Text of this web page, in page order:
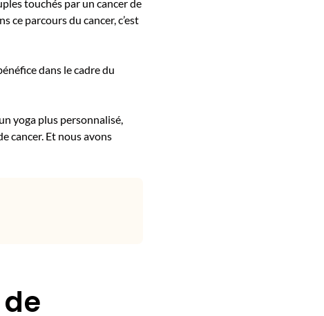
touchés par un cancer de
ce parcours du cancer, c’est
dans le cadre du
yoga plus personnalisé,
cancer. Et nous avons